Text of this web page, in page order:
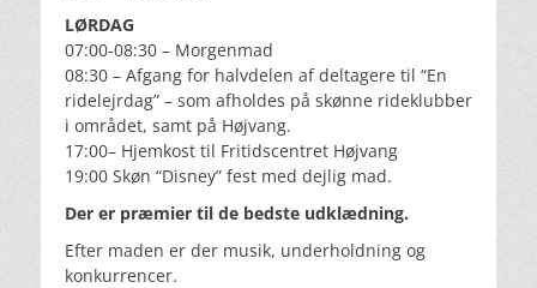
LØRDAG
07:00-08:30 – Morgenmad
08:30 – Afgang for halvdelen af deltagere til “En
ridelejrdag” – som afholdes på skønne rideklubber
i området, samt på Højvang.
17:00– Hjemkost til Fritidscentret Højvang
19:00 Skøn “Disney” fest med dejlig mad.
Der er præmier til de bedste udklædning.
Efter maden er der musik, underholdning og
konkurrencer.